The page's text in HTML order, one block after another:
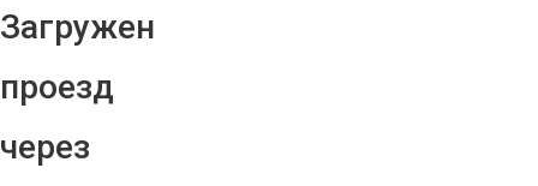
Загружен
проезд
через